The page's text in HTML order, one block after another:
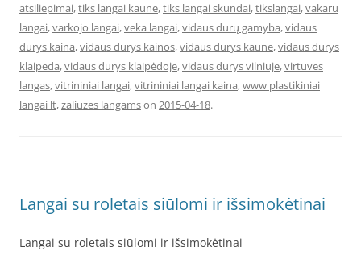
atsiliepimai,tiks langai kaune,tiks langai skundai,tikslangai,vakaru
langai,varkojo langai,veka langai,vidaus durų gamyba,vidaus
durys kaina,vidaus durys kainos,vidaus durys kaune,vidaus durys
klaipeda,vidaus durys klaipėdoje,vidaus durys vilniuje,virtuves
langas,vitrininiai langai,vitrininiai langai kaina,www plastikiniai
langai lt,zaliuzes langamson 2015-04-18.
Langai su roletais siūlomi ir išsimokėtinai
Langai su roletais siūlomi ir išsimokėtinai